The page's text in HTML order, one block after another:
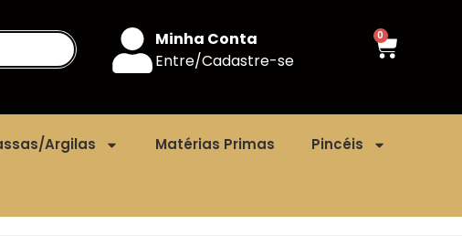
Minha Conta
Entre/Cadastre-se
0
Argilas Matérias Primas Pincéis